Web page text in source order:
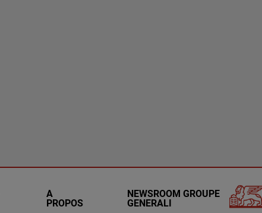
A
PROPOS
NEWSROOM GROUPE
GENERALI